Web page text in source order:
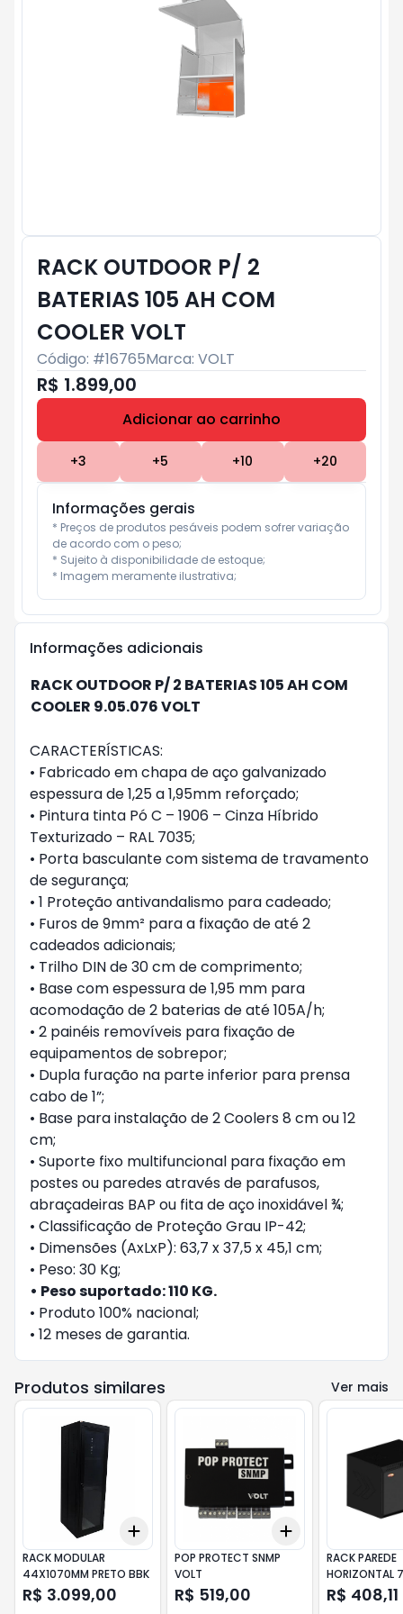
RACK OUTDOOR P/ 2
BATERIAS 105 AH COM
COOLER VOLT
Código: #16765Marca: VOLT
R$ 1.899,00
Adicionar ao carrinho
+3 +5 +10 +20
Informações gerais
* Preços de produtos pesáveis podem sofrer variação
de acordo com o peso;
* Sujeito à disponibilidade de estoque;
* Imagem meramente ilustrativa;
Informações adicionais
RACK OUTDOOR P/ 2 BATERIAS 105 AH COM
COOLER 9.05.076 VOLT
CARACTERÍSTICAS:
• Fabricado em chapa de aço galvanizado
espessura de 1,25 a 1,95mm reforçado;
• Pintura tinta Pó C – 1906 – Cinza Híbrido
Texturizado – RAL 7035;
• Porta basculante com sistema de travamento
de segurança;
• 1 Proteção antivandalismo para cadeado;
• Furos de 9mm² para a fixação de até 2
cadeados adicionais;
• Trilho DIN de 30 cm de comprimento;
• Base com espessura de 1,95 mm para
acomodação de 2 baterias de até 105A/h;
• 2 painéis removíveis para fixação de
equipamentos de sobrepor;
• Dupla furação na parte inferior para prensa
cabo de 1”;
• Base para instalação de 2 Coolers 8 cm ou 12
cm;
• Suporte fixo multifuncional para fixação em
postes ou paredes através de parafusos,
abraçadeiras BAP ou fita de aço inoxidável ¾;
• Classificação de Proteção Grau IP-42;
• Dimensões (AxLxP): 63,7 x 37,5 x 45,1 cm;
• Peso: 30 Kg;
• Peso suportado: 110 KG.
• Produto 100% nacional;
• 12 meses de garantia.
Produtos similares Ver mais
Add
RACK MODULAR
44X1070MM PRETO BBK
R$ 3.099,00
Add
POP PROTECT SNMP
VOLT
R$ 519,00
RACK PAREDE
HORIZONTAL
390X370
R$ 408,11